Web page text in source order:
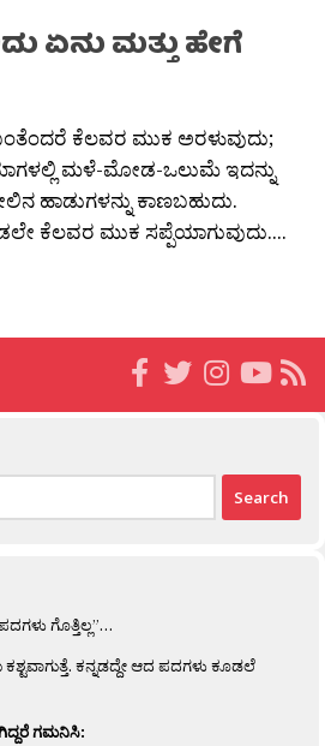
ಏನು ಮತ್ತು ಹೇಗೆ
ಕೆಲವರ ಮುಕ‌ ಅರಳುವುದು;
ಮಳೆ-ಮೋಡ-ಒಲುಮೆ ಇದನ್ನು
ಹಾಡುಗಳನ್ನು ಕಾಣಬಹುದು.
ಕೆಲವರ ಮುಕ ಸಪ್ಪೆಯಾಗುವುದು....
ಗೊತ್ತಿಲ್ಲ”…
ಕನ್ನಡದ್ದೇ ಆದ ಪದಗಳು ಕೂಡಲೆ
ಗಮನಿಸಿ: